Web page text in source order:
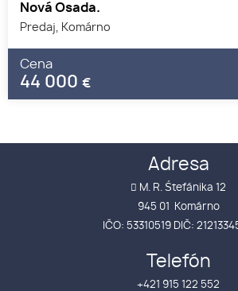
Nová Osada.
Predaj, Komárno
Cena
44 000 €
Adresa
M. R. Śtefánika 12
945 01 Komárno
IČO: 53310519 DIČ:
Telefón
+421 915 122 552